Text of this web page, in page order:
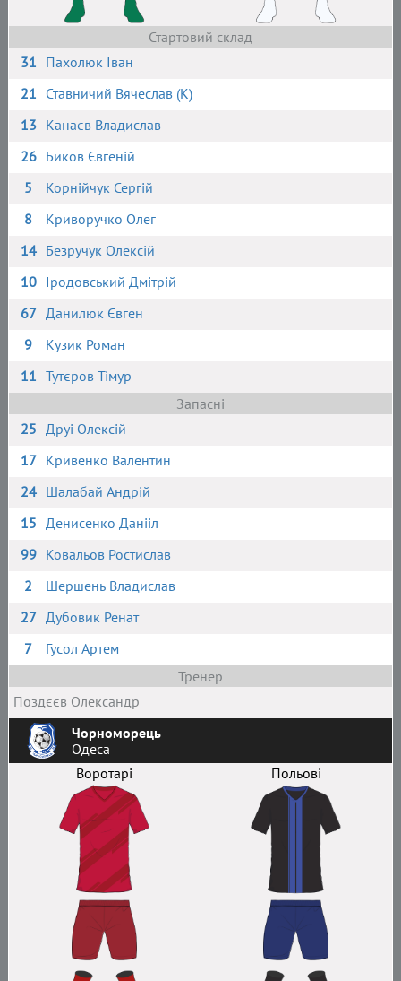
Стартовий склад
31 Пахолюк Іван
21 Ставничий Вячеслав (К)
13 Канаєв Владислав
26 Биков Євгеній
5
Корнійчук Сергій
8
Криворучко Олег
14 Безручук Олексій
10 Іродовський Дмітрій
67 Данилюк Євген
9
Кузик Роман
11 Тутєров Тімур
Запасні
25 Друі Олексій
17 Кривенко Валентин
24 Шалабай Андрій
15 Денисенко Данііл
99 Ковальов Ростислав
2
Шершень Владислав
27 Дубовик Ренат
7
Гусол Артем
Тренер
Поздєєв Олександр
Чорноморець
Одеса
Воротарі
Польові